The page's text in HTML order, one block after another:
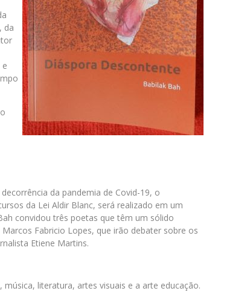
da
da pandemia de Covid-19, o
da Lei Aldir Blanc, será realizado em um
convidou três poetas que têm um sólido
Fabricio Lopes, que irão debater sobre os
Etiene Martins.
literatura, artes visuais e a arte educação.